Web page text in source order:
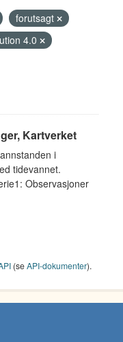
forutsagt
4.0
Kartverket
i
tidevannet.
Observasjoner
(seAPI-dokumenter).